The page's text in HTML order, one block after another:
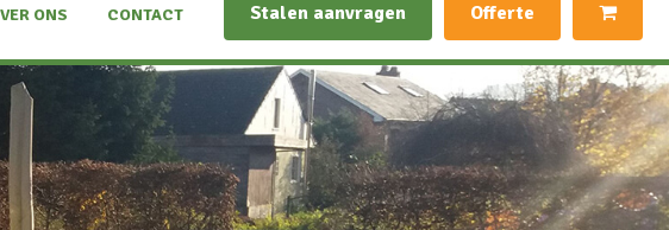
ONS CONTACT Stalen aanvragen Offerte